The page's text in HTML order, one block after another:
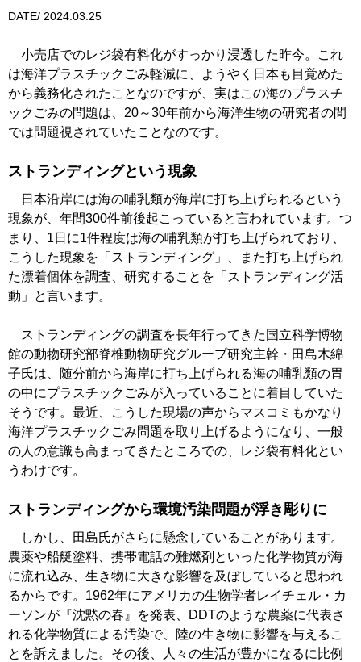
DATE/ 2024.03.25
小売店でのレジ袋有料化がすっかり浸透した昨今。これ
は海洋プラスチックごみ軽減に、ようやく日本も目覚めた
から義務化されたことなのですが、実はこの海のプラスチ
ックごみの問題は、20～30年前から海洋生物の研究者の間
では問題視されていたことなのです。
ストランディングという現象
日本沿岸には海の哺乳類が海岸に打ち上げられるという
現象が、年間300件前後起こっていると言われています。つ
まり、1日に1件程度は海の哺乳類が打ち上げられており、
こうした現象を「ストランディング」、また打ち上げられ
た漂着個体を調査、研究することを「ストランディング活
動」と言います。
ストランディングの調査を長年行ってきた国立科学博物
館の動物研究部脊椎動物研究グループ研究主幹・田島木綿
子氏は、随分前から海岸に打ち上げられる海の哺乳類の胃
の中にプラスチックごみが入っていることに着目していた
そうです。最近、こうした現場の声からマスコミもかなり
海洋プラスチックごみ問題を取り上げるようになり、一般
の人の意識も高まってきたところでの、レジ袋有料化とい
うわけです。
ストランディングから環境汚染問題が浮き彫りに
しかし、田島氏がさらに懸念していることがあります。
農薬や船艇塗料、携帯電話の難燃剤といった化学物質が海
に流れ込み、生き物に大きな影響を及ぼしていると思われ
るからです。1962年にアメリカの生物学者レイチェル・カ
ーソンが『沈黙の春』を発表、DDTのような農薬に代表さ
れる化学物質による汚染で、陸の生き物に影響を与えるこ
とを訴えました。その後、人々の生活が豊かになるに比例